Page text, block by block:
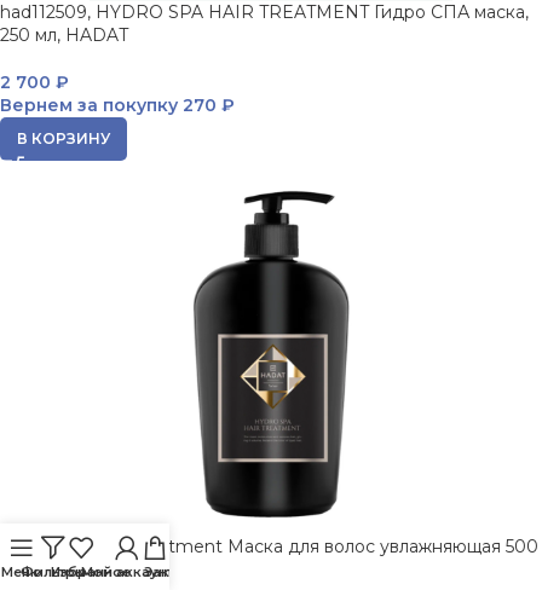
had112509, HYDRO SPA HAIR TREATMENT Гидро СПА маска,
250 мл, HADAT
2 700 ₽
Вернем за покупку 270 ₽
В КОРЗИНУ
Hydro Spa Hair Treatment Маска для волос увлажняющая 500
мл HADAT
МенюФильтры
Избранное
Мой аккаунт
Заказ